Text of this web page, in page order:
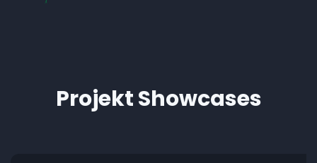
Projekt Showcases